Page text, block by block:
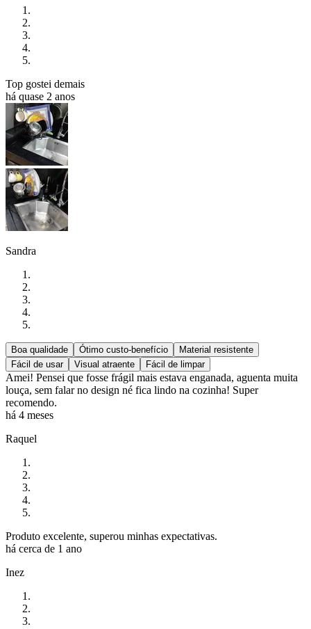
Top gostei demais
há quase 2 anos
Sandra
Boa qualidade Ótimo custo-benefício
Material resistente
Fácil de usar
Visual atraente Fácil de limpar
Amei! Pensei que fosse frágil mais estava enganada, aguenta muita
louça, sem falar no design né fica lindo na cozinha! Super
recomendo.
há 4 meses
Raquel
Produto excelente, superou minhas expectativas.
há cerca de 1 ano
Inez